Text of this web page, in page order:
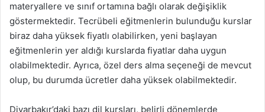
materyallere ve sınıf ortamına bağlı olarak değişiklik
göstermektedir. Tecrübeli eğitmenlerin bulunduğu kurslar
biraz daha yüksek fiyatlı olabilirken, yeni başlayan
eğitmenlerin yer aldığı kurslarda fiyatlar daha uygun
olabilmektedir. Ayrıca, özel ders alma seçeneği de mevcut
olup, bu durumda ücretler daha yüksek olabilmektedir.
Diyarbakır’daki bazı dil kursları, belirli dönemlerde